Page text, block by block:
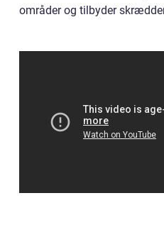
områder og tilbyder